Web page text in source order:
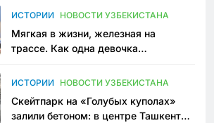
ИСТОРИИ НОВОСТИ УЗБЕКИСТАНА
Мягкая в жизни, железная на
трассе. Как одна девочка
Узбекистане
ИСТОРИИ НОВОСТИ УЗБЕКИСТАНА
Скейтпарк на «Голубых куполах»
залили бетоном: в центре Ташкента